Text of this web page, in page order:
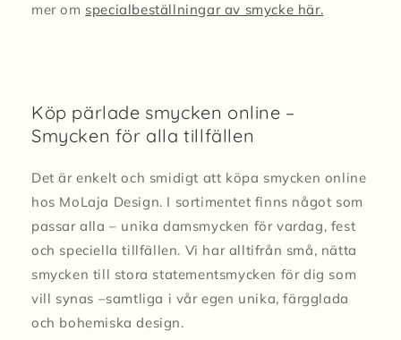
mer om specialbeställningar av smycke här.
Köp pärlade smycken online –
Smycken för alla tillfällen
Det är enkelt och smidigt att köpa smycken online
hos MoLaja Design. I sortimentet finns något som
passar alla – unika damsmycken för vardag, fest
och speciella tillfällen. Vi har alltifrån små, nätta
smycken till stora statementsmycken för dig som
vill synas –samtliga i vår egen unika, färgglada
och bohemiska design.